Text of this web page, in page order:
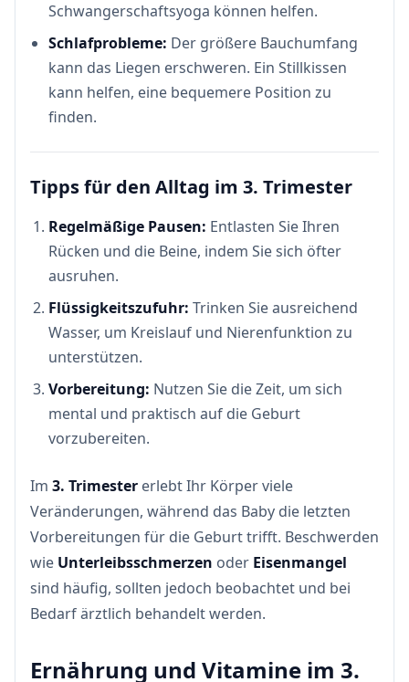
Schwangerschaftsyoga können helfen.
Schlafprobleme: Der größere Bauchumfang
kann das Liegen erschweren. Ein Stillkissen
kann helfen, eine bequemere Position zu
finden.
Tipps für den Alltag im 3. Trimester
Regelmäßige Pausen: Entlasten Sie Ihren
Rücken und die Beine, indem Sie sich öfter
ausruhen.
Flüssigkeitszufuhr: Trinken Sie ausreichend
Wasser, um Kreislauf und Nierenfunktion zu
unterstützen.
Vorbereitung: Nutzen Sie die Zeit, um sich
mental und praktisch auf die Geburt
vorzubereiten.
Im 3. Trimester erlebt Ihr Körper viele
Veränderungen, während das Baby die letzten
Vorbereitungen für die Geburt trifft. Beschwerden
wie Unterleibsschmerzen oder Eisenmangel
sind häufig, sollten jedoch beobachtet und bei
Bedarf ärztlich behandelt werden.
Ernährung und Vitamine im 3.